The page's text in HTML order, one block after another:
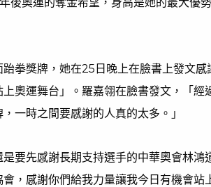
拳獎牌，她在25日晚上在臉書上發文感
奧運舞台」。羅嘉翎在臉書發文，「經
一時之間要感謝的人真的太多。」
要先感謝長期支持選手的中華奧會林鴻
，感謝你們給我力量讓我今日有機會站